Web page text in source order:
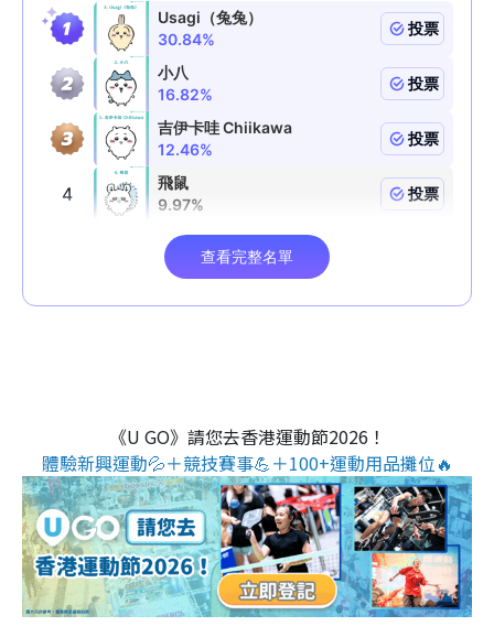
《U GO》請您去香港運動節2026！
體驗新興運動💦＋競技賽事💪＋100+運動用品攤位🔥